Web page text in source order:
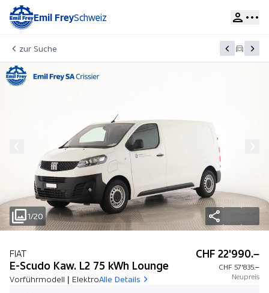
Emil FreySchweiz
zur Suche
1/20
FIAT
E-Scudo Kaw. L2 75 kWh Lounge
Vorführmodell | ElektroAlle Details
CHF 22'990.–
CHF 57'835.–
Neupreis